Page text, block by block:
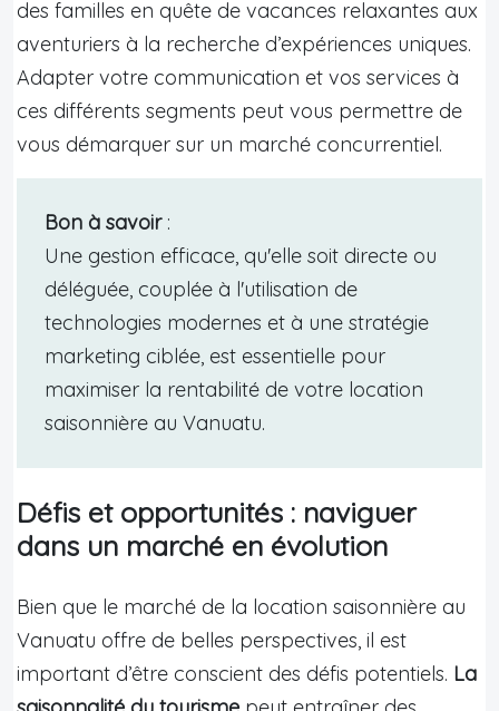
des familles en quête de vacances relaxantes aux
aventuriers à la recherche d’expériences uniques.
Adapter votre communication et vos services à
ces différents segments peut vous permettre de
vous démarquer sur un marché concurrentiel.
Bon à savoir:
Une gestion efficace, qu'elle soit directe ou
déléguée, couplée à l'utilisation de
technologies modernes et à une stratégie
marketing ciblée, est essentielle pour
maximiser la rentabilité de votre location
saisonnière au Vanuatu.
Défis et opportunités : naviguer
dans un marché en évolution
Bien que le marché de la location saisonnière au
Vanuatu offre de belles perspectives, il est
important d’être conscient des défis potentiels. La